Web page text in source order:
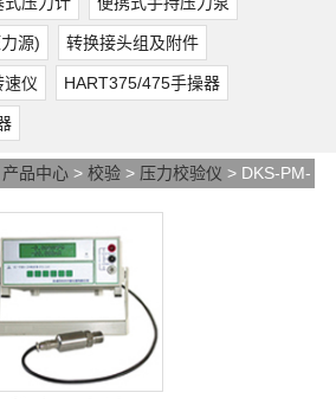
源) 转换接头组及附件
速仪 HART375/475手操器
产品中心 > 校验 > 压力校验仪 > DKS-PM-